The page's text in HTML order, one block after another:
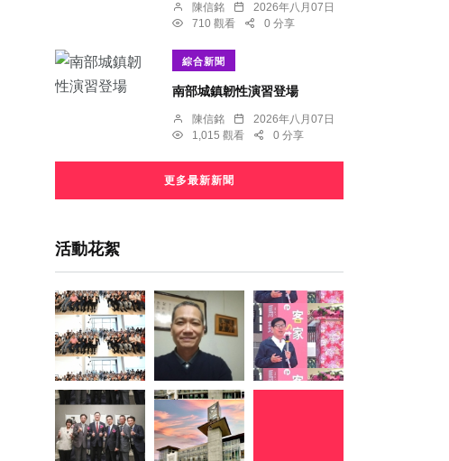
陳信銘
2026年八月07日
710 觀看
0 分享
綜合新聞
南部城鎮韌性演習登場
陳信銘
2026年八月07日
1,015 觀看
0 分享
更多最新新聞
活動花絮